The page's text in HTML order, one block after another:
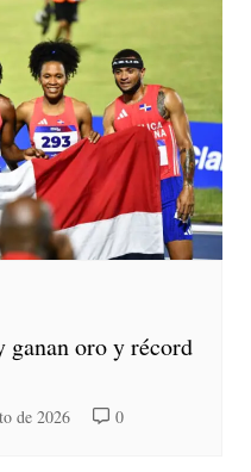
oro y récord
de 2026 0